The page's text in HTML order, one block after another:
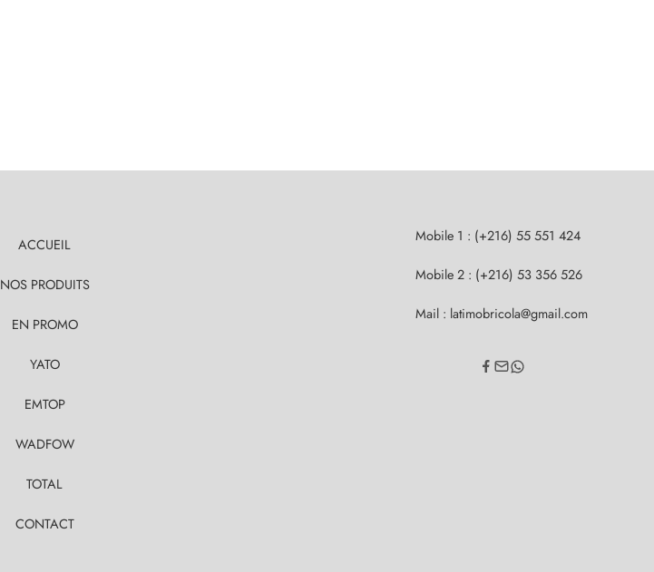
ACCUEIL
NOS PRODUITS
EN PROMO
YATO
EMTOP
WADFOW
TOTAL
CONTACT
Mobile 1 : (+216) 55 551 424
Mobile 2 : (+216) 53 356 526
Mail : latimobricola@gmail.com